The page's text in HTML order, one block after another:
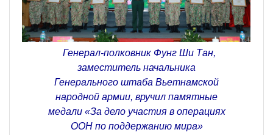
Генерал-полковник Фунг Ши Тан,
заместитель начальника
Генерального штаба Вьетнамской
народной армии, вручил памятные
медали «За дело участия в операциях
ООН по поддержанию мира»